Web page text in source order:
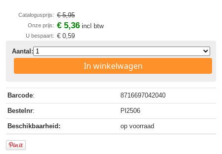
Catalogusprijs: € 5,95
Onze prijs: € 5,36 incl btw
U bespaart: € 0,59
Aantal:
In winkelwagen
Barcode: 8716697042040
Bestelnr: Pl2506
Beschikbaarheid: op voorraad